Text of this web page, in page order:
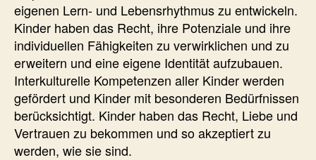
eigenen Lern- und Lebensrhythmus zu entwickeln.
Kinder haben das Recht, ihre Potenziale und ihre
individuellen Fähigkeiten zu verwirklichen und zu
erweitern und eine eigene Identität aufzubauen.
Interkulturelle Kompetenzen aller Kinder werden
gefördert und Kinder mit besonderen Bedürfnissen
berücksichtigt. Kinder haben das Recht, Liebe und
Vertrauen zu bekommen und so akzeptiert zu
werden, wie sie sind.